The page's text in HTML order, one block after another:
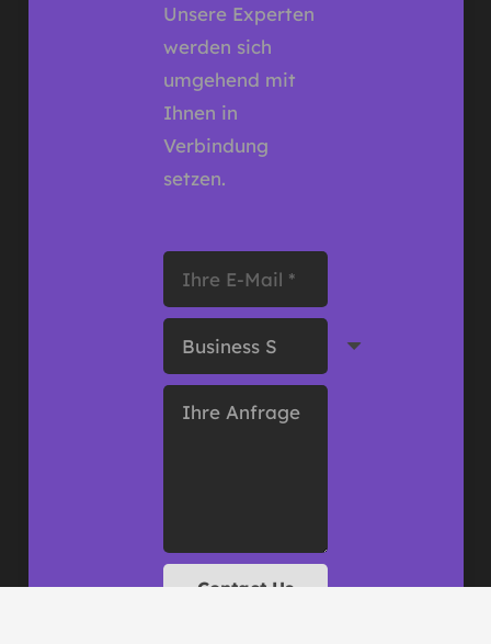
Unsere Experten
werden sich
umgehend mit
Ihnen in
Verbindung
setzen.
Contact Us